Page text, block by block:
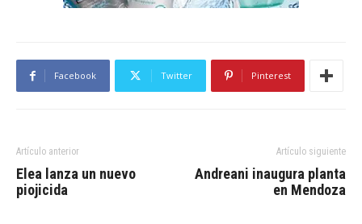
Facebook Twitter Pinterest
Artículo anterior
Elea lanza un nuevo
piojicida
Artículo siguiente
Andreani inaugura planta
en Mendoza